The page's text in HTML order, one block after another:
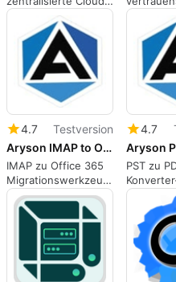
Sicherung für
mehrere Geräte
Software
Google
zu
4.7
Testversion
Aryson IMAP to Office 365 Migration Tool
IMAP zu Office 365
Migrationswerkzeug
zum Übertragen von
IMAP-E-Mails nach
4.7
PST zu
Outlook
nach PDF